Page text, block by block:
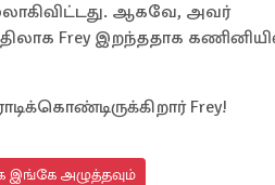
ஆகவே, அவர்
Frey இறந்ததாக
Frey!
இங்கே அழுத்தவும்